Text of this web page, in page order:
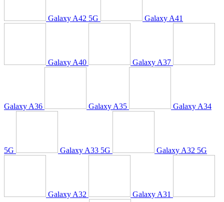
Galaxy A42 5G Galaxy A41
Galaxy A40 Galaxy A37
Galaxy A36 Galaxy A35 Galaxy A34
5G Galaxy A33 5G Galaxy A32 5G
Galaxy A32 Galaxy A31